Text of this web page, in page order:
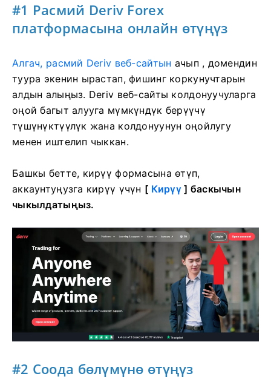
#1 Расмий Deriv Forex
платформасына онлайн өтүңүз
Алгач, расмий Deriv веб-сайтын ачып , домендин
туура экенин ырастап, фишинг коркунучтарын
алдын алыңыз. Deriv веб-сайты колдонуучуларга
оңой багыт алууга мүмкүндүк берүүчү
түшүнүктүүлүк жана колдонуунун оңойлугу
менен иштелип чыккан.
Башкы бетте, кирүү формасына өтүп,
аккаунтуңузга кирүү үчүн [ Кирүү] баскычын
чыкылдатыңыз.
#2 Соода бөлүмүнө өтүңүз